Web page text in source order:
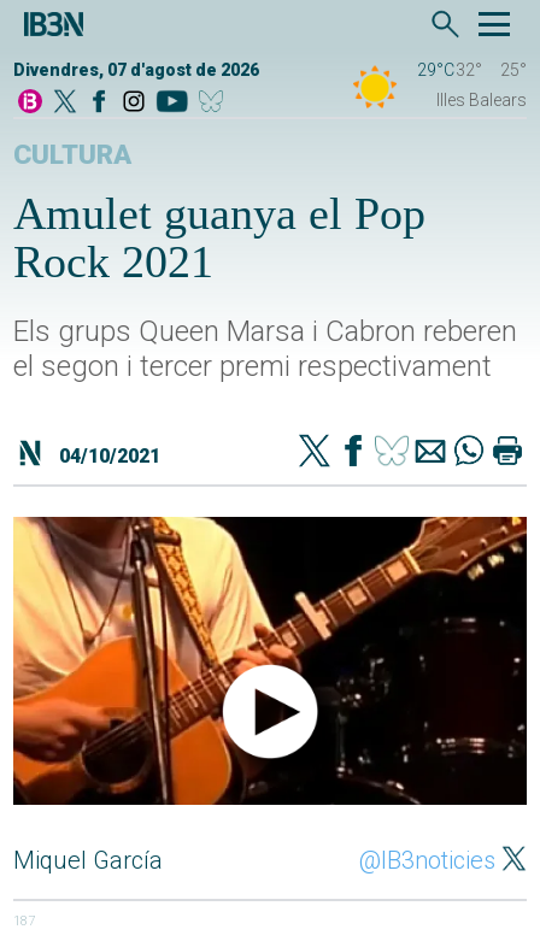
Divendres, 07 d'agost de 2026 29°C32°
25°
Illes Balears
CULTURA
Amulet guanya el Pop
Rock 2021
Els grups Queen Marsa i Cabron reberen
el segon i tercer premi respectivament
04/10/2021
Miquel García @IB3noticies
187